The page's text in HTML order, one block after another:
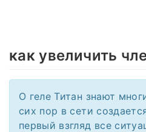
как увеличить
О геле Титан знают
сих пор в сети
первый взгляд все